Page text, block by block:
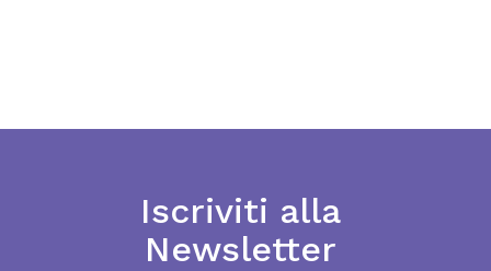
Iscriviti alla
Newsletter